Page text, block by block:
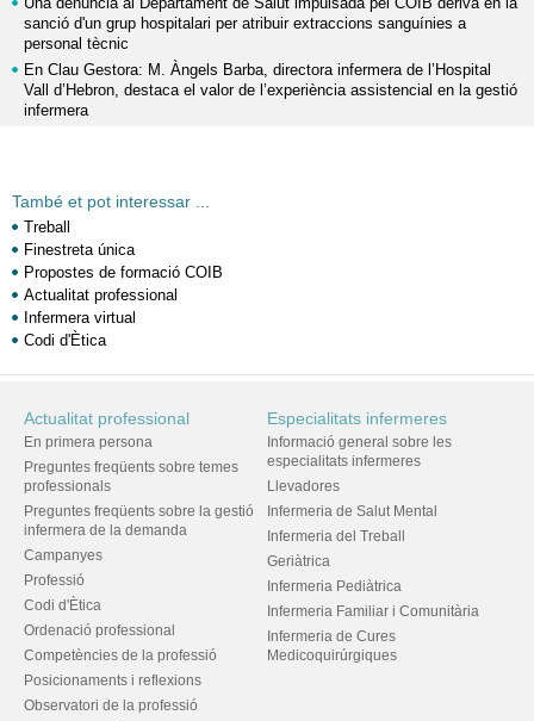
sanció d'un grup hospitalari per atribuir extraccions sanguínies a
personal tècnic
En Clau Gestora: M. Àngels Barba, directora infermera de l’Hospital
Vall d’Hebron, destaca el valor de l’experiència assistencial en la gestió
infermera
També et pot interessar ...
Treball
Finestreta única
Propostes de formació COIB
Actualitat professional
Infermera virtual
Codi d'Ètica
Actualitat professional
En primera persona
Preguntes freqüents sobre temes
professionals
Preguntes freqüents sobre la gestió
infermera de la demanda
Campanyes
Professió
Codi d'Ètica
Ordenació professional
Competències de la professió
Posicionaments i reflexions
Observatori de la professió
Especialitats infermeres
Informació general sobre les
especialitats infermeres
Llevadores
Infermeria de Salut Mental
Infermeria del Treball
Geriàtrica
Infermeria Pediàtrica
Infermeria Familiar i Comunitària
Infermeria de Cures
Medicoquirúrgiques